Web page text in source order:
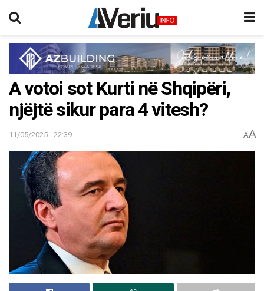
A votoi sot Kurti në Shqipëri,
njëjtë sikur para 4 vitesh?
11/05/2025 - 22:39 AA